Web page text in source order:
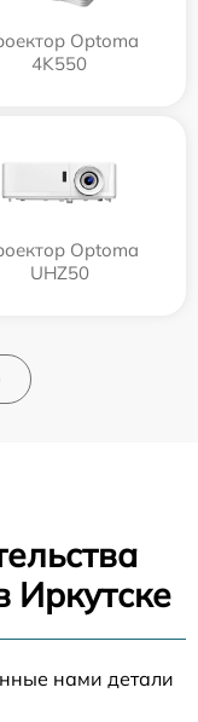
Optoma
4K550
Optoma
UHZ50
Иркутске
нами детали